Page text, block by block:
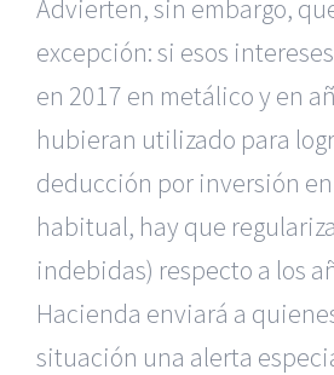
Advierten, sin embargo,
excepción: si esos
en 2017 en metálico y en
hubieran utilizado para
deducción por inversión
habitual, hay que
indebidas) respecto a los
Hacienda enviará a
situación una alerta